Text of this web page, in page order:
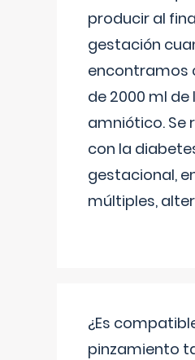
producir al
gestación
encontramos
de 2000 ml de
amniótico. Se
con la
gestacional,
múltiples, alter
¿Es
pinzamiento